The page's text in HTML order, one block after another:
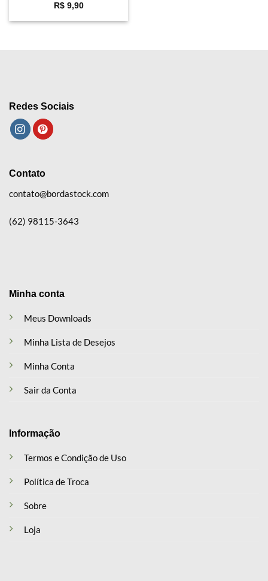
R$9,90
Redes Sociais
Minha conta
Meus Downloads
Minha Lista de Desejos
Minha Conta
Sair da Conta
Informação
Termos e Condição de Uso
Política de Troca
Sobre
Loja
Contato
contato@bordastock.com
(62) 98115-3643